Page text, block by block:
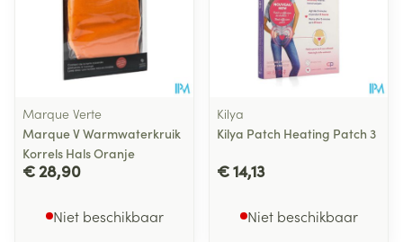
Marque Verte
Marque V Warmwaterkruik
Korrels Hals Oranje
€ 28,90
Niet beschikbaar
Kilya
Kilya Patch Heating Patch 3
€ 14,13
Niet beschikbaar